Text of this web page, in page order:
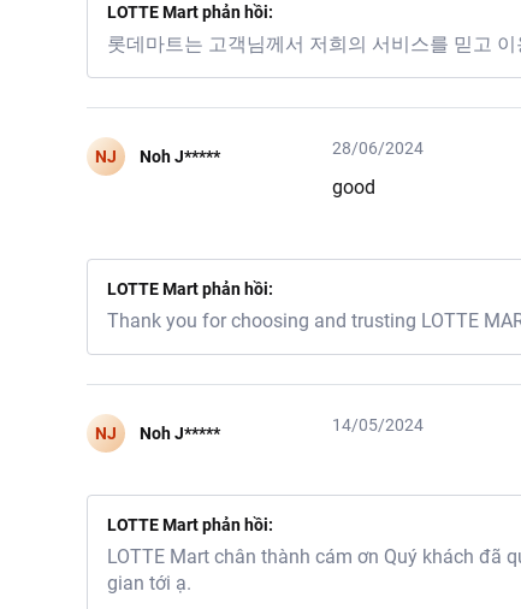
Địa chỉ: 02
LOTTE Mart phản hồi:
롯데마트는 고객님께서 저희의 서비스를 믿고
NJ Noh J***** 28/06/2024
good
LOTTE Mart phản hồi:
Thank you for choosing and trusting LOTTE
NJ Noh J***** 14/05/2024
LOTTE Mart phản hồi:
LOTTE Mart chân thành cám ơn Quý khách đã
gian tới ạ.